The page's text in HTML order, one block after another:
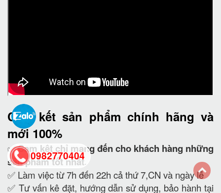
Cam kết sản phẩm chính hãng và
mới 100%
✅Cam kết chỉ mang đến cho khách hàng những
sản phẩm tốt nhất.
✅ Làm việc từ 7h đến 22h cả thứ 7,CN và ngày lễ
✅ Tư vấn kê đặt, hướng dẫn sử dụng, bảo hành tại
0982770404
back